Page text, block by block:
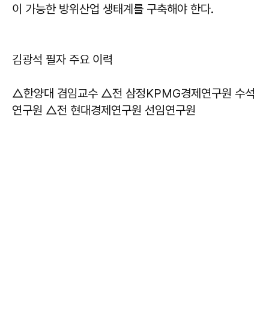
이 가능한 방위산업 생태계를 구축해야 한다.
김광석 필자 주요 이력
△한양대 겸임교수 △전 삼정KPMG경제연구원 수석
연구원 △전 현대경제연구원 선임연구원